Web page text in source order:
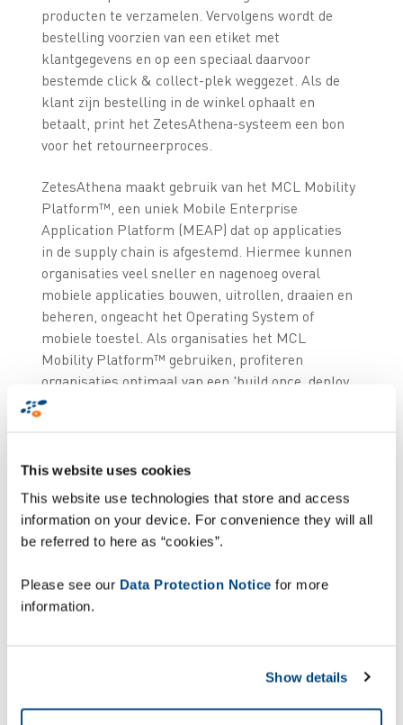
This website uses cookies
This website use technologies that store and access
information on your device. For convenience they will all
be referred to here as “cookies”.
Please see our Data Protection Notice for more
information.
Show details
producten te verzamelen. Vervolgens wordt de
bestelling voorzien van een etiket met
klantgegevens en op een speciaal daarvoor
bestemde click & collect-plek weggezet. Als de
klant zijn bestelling in de winkel ophaalt en
betaalt, print het ZetesAthena-systeem een bon
voor het retourneerproces.
ZetesAthena maakt gebruik van het MCL Mobility
Platform™, een uniek Mobile Enterprise
Application Platform (MEAP) dat op applicaties
in de supply chain is afgestemd. Hiermee kunnen
organisaties veel sneller en nagenoeg overal
mobiele applicaties bouwen, uitrollen, draaien en
beheren, ongeacht het Operating System of
mobiele toestel. Als organisaties het MCL
Mobility Platform™ gebruiken, profiteren
organisaties optimaal van een 'build once, deploy
to many'-benadering met alle voordelen van
Na ons in door derden
aangeboden
toepassingen te